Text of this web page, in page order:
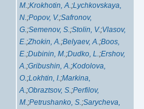
M.;Krokhotin, A.;Lychkovskaya,
N.;Popov, V.;Safronov,
G.;Semenov, S.;Stolin, V.;Vlasov,
E.;Zhokin, A.;Belyaev, A.;Boos,
E.;Dubinin, M.;Dudko, L.;Ershov,
A.;Gribushin, A.;Kodolova,
O.;Lokhtin, I.;Markina,
A.;Obraztsov, S.;Perfilov,
M.;Petrushanko, S.;Sarycheva,